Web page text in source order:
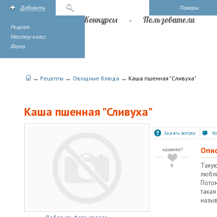
Повары
Добавить
Рецепт
Мастер-класс
Фото
Конкурсы Пользователи
→ Рецепты → Овощные блюда → Каша пшенная "Сливуха"
Каша пшенная "Сливуха"
Задать вопрос
нравится?
0